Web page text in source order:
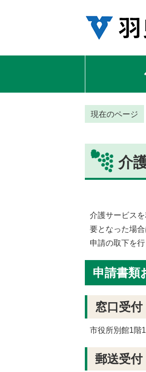
現在のページ
介
介護サービス
要となった場
申請の取下を
申請書類
窓口受付
市役所別館1階
郵送受付